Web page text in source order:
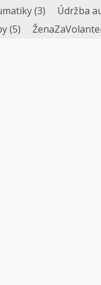
(3) Údržba
(5)